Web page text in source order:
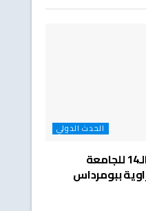
الحدث الدولي
مشاركة 300 إطار في الطبعة الـ14 للجامعة
ببومرداس